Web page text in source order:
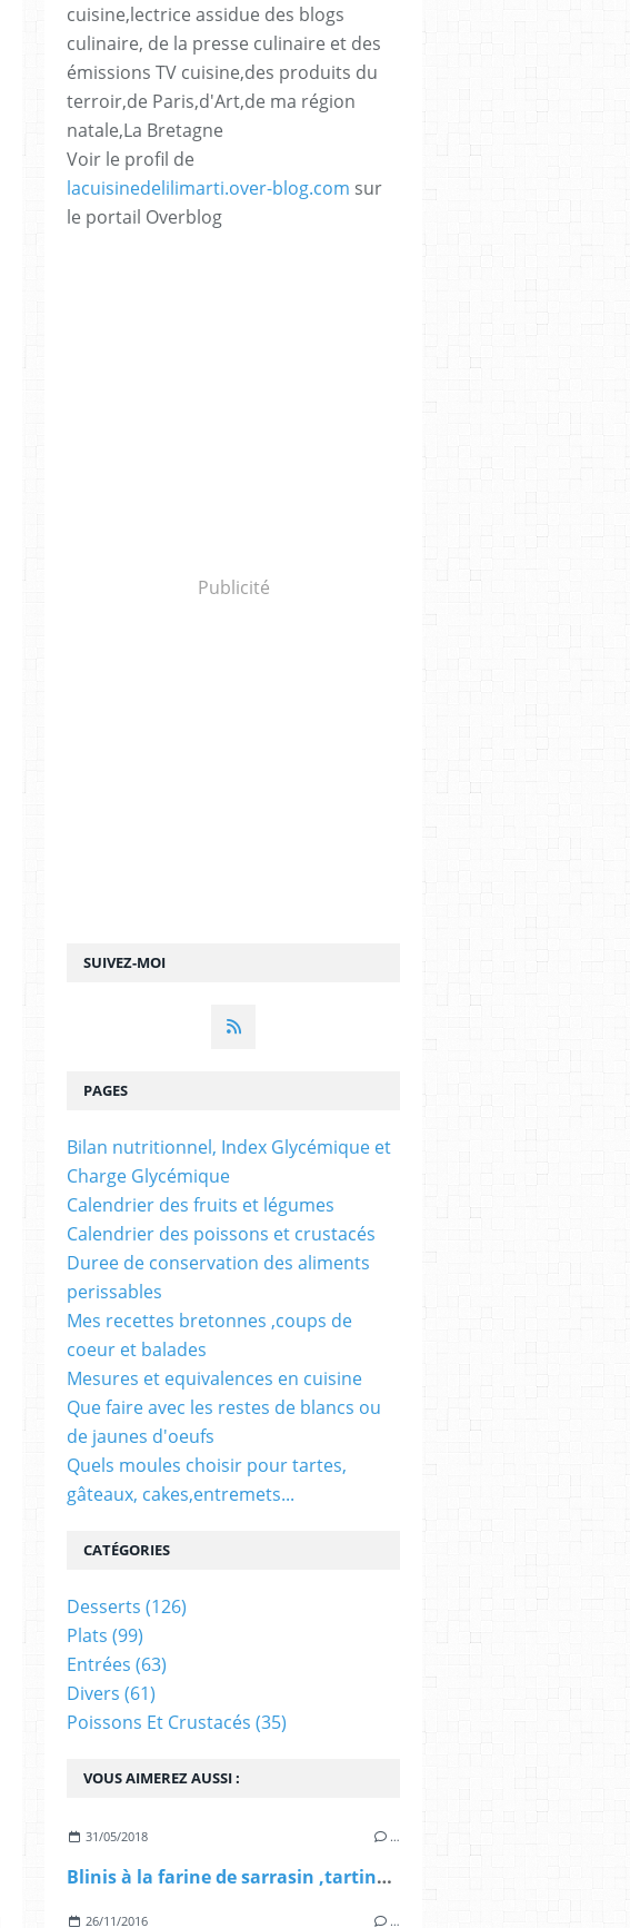
SUIVEZ-MOI
cuisine,lectrice assidue des blogs
culinaire, de la presse culinaire et des
émissions TV cuisine,des produits du
terroir,de Paris,d'Art,de ma région
natale,La Bretagne
Voir le profil de
lacuisinedelilimarti.over-blog.com sur
le portail Overblog
Publicité
VOUS AIMEREZ AUSSI :
31/05/2018 …
Blinis à la farine de sarrasin ,tartinade au fromage de chèvre et carpaccio de radis
26/11/2016 …
PAGES
Bilan nutritionnel, Index Glycémique et
Charge Glycémique
Calendrier des fruits et légumes
Calendrier des poissons et crustacés
Duree de conservation des aliments
perissables
Mes recettes bretonnes ,coups de
coeur et balades
Mesures et equivalences en cuisine
Que faire avec les restes de blancs ou
de jaunes d'oeufs
Quels moules choisir pour tartes,
gâteaux, cakes,entremets...
CATÉGORIES
Desserts (126)
Plats (99)
Entrées (63)
Divers (61)
Poissons Et Crustacés (35)